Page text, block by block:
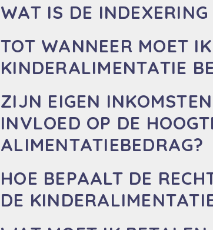
WAT IS DE
TOT WANNEER MOET IK
KINDERALIMENTATIE
ZIJN EIGEN
INVLOED OP DE
ALIMENTATIEBEDRAG?
HOE BEPAALT DE
DE